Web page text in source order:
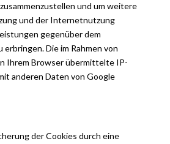
und um weitere
und der Internetnutzung
gegenüber dem
Die im Rahmen von
Ihrem Browser übermittelte IP-
anderen Daten von Google
der Cookies durch eine